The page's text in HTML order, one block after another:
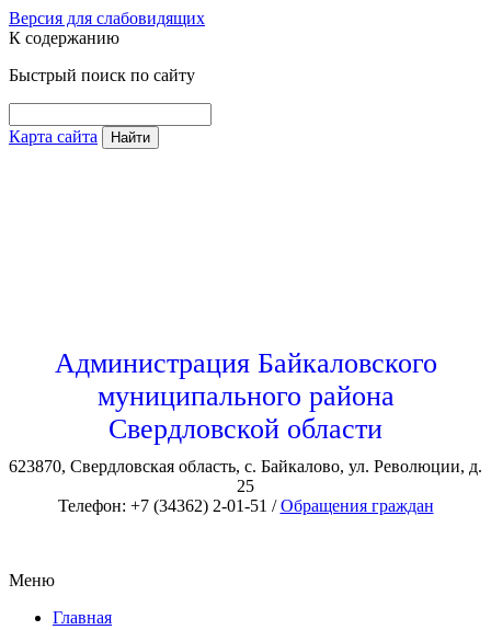
Версия для слабовидящих
К содержанию
Быстрый поиск по сайту
Карта сайта Найти
Администрация Байкаловского
муниципального района
Свердловской области
623870, Свердловская область, с. Байкалово, ул. Революции, д.
25
Телефон: +7 (34362) 2-01-51 /Обращения граждан
Меню
Главная